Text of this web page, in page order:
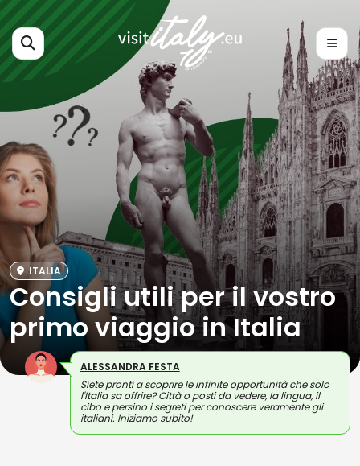
ITALIA
Consigli utili per il vostro
primo viaggio in Italia
ALESSANDRA FESTA
Siete pronti a scoprire le infinite opportunità che solo
l'Italia sa offrire? Città o posti da vedere, la lingua, il
cibo e persino i segreti per conoscere veramente gli
italiani. Iniziamo subito!